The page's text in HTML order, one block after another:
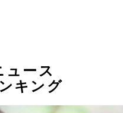
ュース
キング